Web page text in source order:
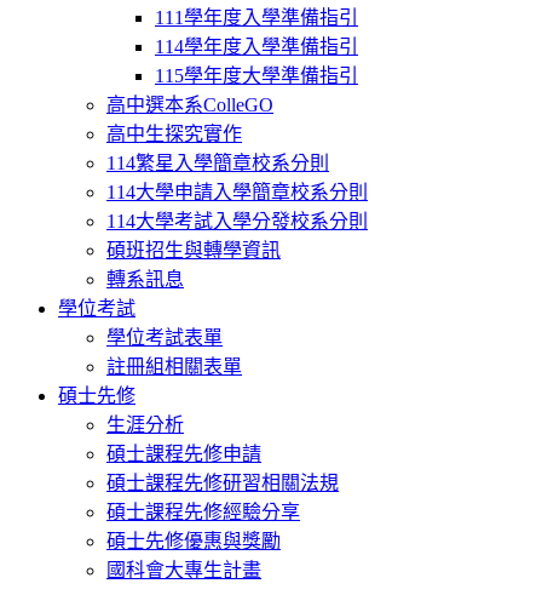
111學年度入學準備指引
114學年度入學準備指引
115學年度大學準備指引
高中選本系ColleGO
高中生探究實作
114繁星入學簡章校系分則
114大學申請入學簡章校系分則
114大學考試入學分發校系分則
碩班招生與轉學資訊
轉系訊息
學位考試
學位考試表單
註冊組相關表單
碩士先修
生涯分析
碩士課程先修申請
碩士課程先修研習相關法規
碩士課程先修經驗分享
碩士先修優惠與獎勵
國科會大專生計畫